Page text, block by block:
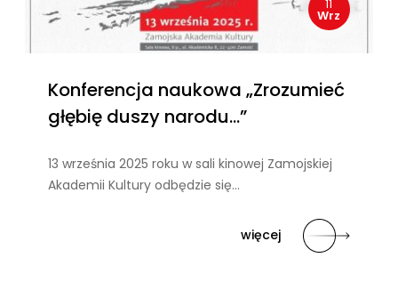
11
Wrz
Konferencja naukowa „Zrozumieć
głębię duszy narodu…”
13 września 2025 roku w sali kinowej Zamojskiej
Akademii Kultury odbędzie się…
więcej